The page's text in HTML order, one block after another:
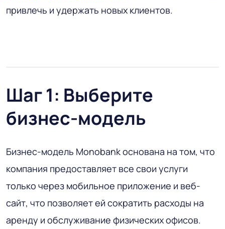
привлечь и удержать новых клиентов.
Шаг 1: Выберите
бизнес-модель
Бизнес-модель Monobank основана на том, что
компания предоставляет все свои услуги
только через мобильное приложение и веб-
сайт, что позволяет ей сократить расходы на
аренду и обслуживание физических офисов.